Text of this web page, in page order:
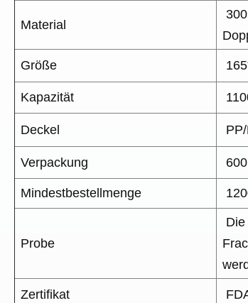
Material
Größe
Kapazität
Deckel
Verpackung
Mindestbestellmenge
Probe
Zertifikat